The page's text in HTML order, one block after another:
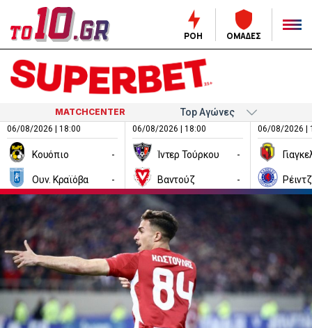
ΡΟΗ ΟΜΑΔΕΣ
MATCHCENTER
06/08/2026 | 18:00
Κουόπιο -
Ουν. Κραϊόβα -
06/08/2026 | 18:00
Ίντερ Τούρκου -
Βαντούζ -
06/08/2026 |